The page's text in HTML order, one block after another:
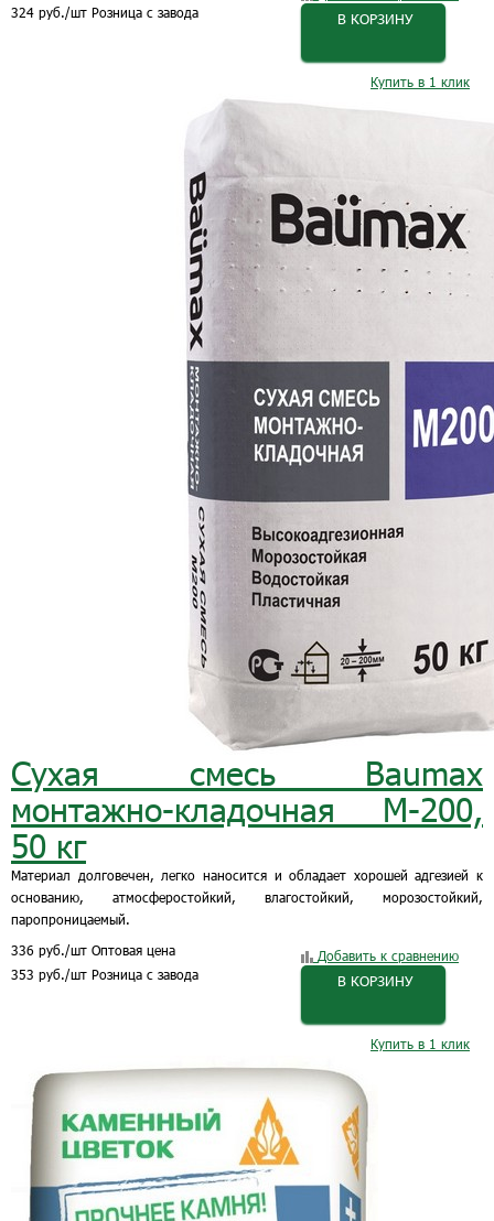
324 руб./шт Розница с завода В КОРЗИНУ
Купить в 1 клик
Сухая смесь Baumax
монтажно-кладочная М-200,
50 кг
Материал долговечен, легко наносится и обладает хорошей адгезией к
основанию, атмосферостойкий, влагостойкий, морозостойкий,
паропроницаемый.
336 руб./шт Оптовая цена
353 руб./шт Розница с завода
Добавить к сравнению
В КОРЗИНУ
Купить в 1 клик